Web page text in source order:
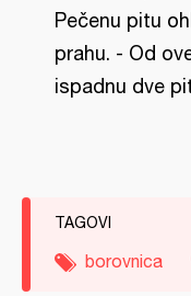
Pečenu pitu
prahu. - Od
ispadnu dve
TAGOVI
borovnica